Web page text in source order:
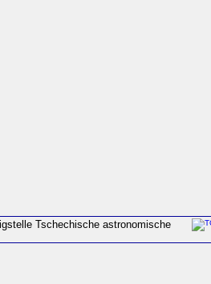
Tschechische astronomische